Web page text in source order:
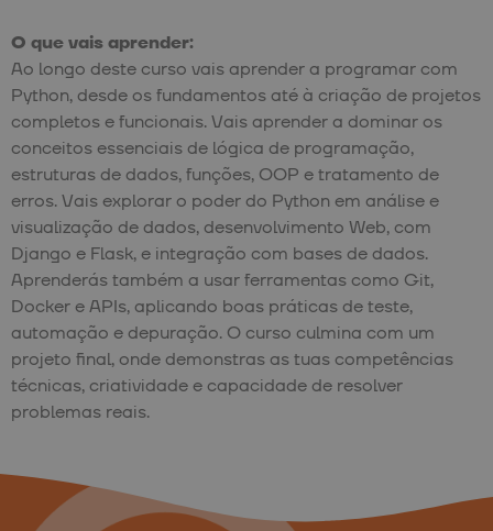
O que vais aprender:
Ao longo deste curso vais aprender a programar com
Python, desde os fundamentos até à criação de projetos
completos e funcionais. Vais aprender a dominar os
conceitos essenciais de lógica de programação,
estruturas de dados, funções, OOP e tratamento de
erros. Vais explorar o poder do Python em análise e
visualização de dados, desenvolvimento Web, com
Django e Flask, e integração com bases de dados.
Aprenderás também a usar ferramentas como Git,
Docker e APIs, aplicando boas práticas de teste,
automação e depuração. O curso culmina com um
projeto final, onde demonstras as tuas competências
técnicas, criatividade e capacidade de resolver
problemas reais.